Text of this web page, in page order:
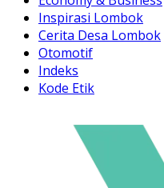
Inspirasi Lombok
Cerita Desa Lombok
Otomotif
Indeks
Kode Etik